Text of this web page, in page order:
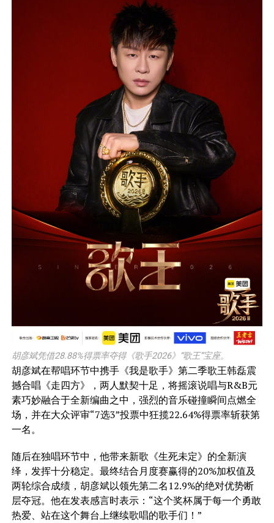
胡彦斌凭借28.88%得票率夺得《歌手2026》“歌王”宝座。
胡彦斌在帮唱环节中携手《我是歌手》第二季歌王韩磊震
撼合唱《走四方》，两人默契十足，将摇滚说唱与R&B元
素巧妙融合于全新编曲之中，强烈的音乐碰撞瞬间点燃全
场，并在大众评审“7选3”投票中狂揽22.64%得票率斩获第
一名。
随后在独唱环节中，他带来新歌《生死未定》的全新演
绎，发挥十分稳定。最终结合月度赛赢得的20%加权值及
两轮综合成绩，胡彦斌以领先第二名12.9%的绝对优势断
层夺冠。他在发表感言时表示：“这个奖杯属于每一个勇敢
热爱、站在这个舞台上继续歌唱的歌手们！”